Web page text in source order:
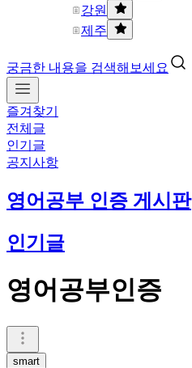
강원
제주
궁금한 내용을 검색해보세요
즐겨찾기
전체글
인기글
공지사항
영어공부 인증 게시판
인기글
영어공부인증
smart